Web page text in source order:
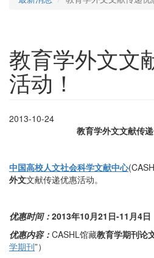
教育学外文文
活动！
2013-10-24
教育学外文文献传
中国高校人文社会科学文献中心
外文文献传递优惠活动。
优惠时间： 2013年10月21日-11月4日
优惠内容： CASHL馆藏教育学期刊论
学期刊”）